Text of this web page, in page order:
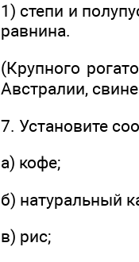
1) степи и
равнина.
(Крупного
Австралии,
7. Установите
а) кофе;
б) натуральный
в) рис;